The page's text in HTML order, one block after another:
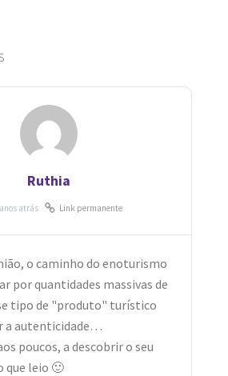
Ruthia
Link permanente
o caminho do enoturismo
por quantidades massivas de
tipo de "produto" turístico
a autenticidade…
poucos, a descobrir o seu
que leio 🙂